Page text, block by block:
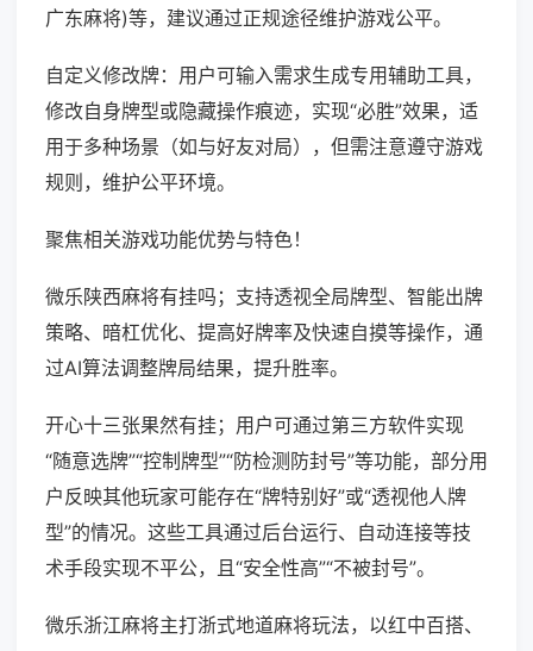
广东麻将)等，建议通过正规途径维护游戏公平。
自定义修改牌：用户可输入需求生成专用辅助工具，
修改自身牌型或隐藏操作痕迹，实现“必胜”效果，适
用于多种场景（如与好友对局），但需注意遵守游戏
规则，维护公平环境。
聚焦相关游戏功能优势与特色！
微乐陕西麻将有挂吗；支持透视全局牌型、智能出牌
策略、暗杠优化、提高好牌率及快速自摸等操作，通
过AI算法调整牌局结果，提升胜率。
开心十三张果然有挂；用户可通过第三方软件实现
“随意选牌”“控制牌型”“防检测防封号”等功能，部分用
户反映其他玩家可能存在“牌特别好”或“透视他人牌
型”的情况。这些工具通过后台运行、自动连接等技
术手段实现不平公，且“安全性高”“不被封号”。
微乐浙江麻将主打浙式地道麻将玩法，以红中百搭、